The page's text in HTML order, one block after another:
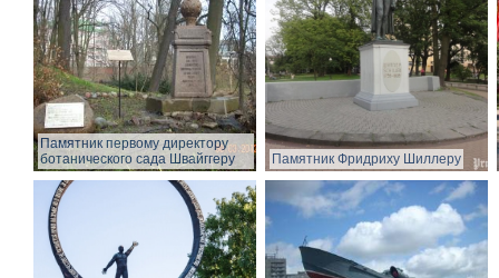
Памятник первому директору
ботанического сада Швайггеру
Памятник Фридриху Шиллеру